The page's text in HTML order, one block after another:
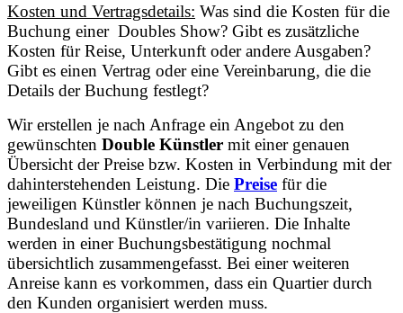
Kosten und Vertragsdetails: Was sind die Kosten für die
Buchung einer Doubles Show? Gibt es zusätzliche
Kosten für Reise, Unterkunft oder andere Ausgaben?
Gibt es einen Vertrag oder eine Vereinbarung, die die
Details der Buchung festlegt?
Wir erstellen je nach Anfrage ein Angebot zu den
gewünschten Double Künstler mit einer genauen
Übersicht der Preise bzw. Kosten in Verbindung mit der
dahinterstehenden Leistung. Die Preise für die
jeweiligen Künstler können je nach Buchungszeit,
Bundesland und Künstler/in variieren. Die Inhalte
werden in einer Buchungsbestätigung nochmal
übersichtlich zusammengefasst. Bei einer weiteren
Anreise kann es vorkommen, dass ein Quartier durch
den Kunden organisiert werden muss.